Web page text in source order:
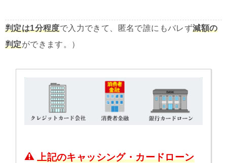
判定は1分程度で入力できて、匿名で誰にもバレず減額の
判定ができます。）
上記のキャッシング・カードローン